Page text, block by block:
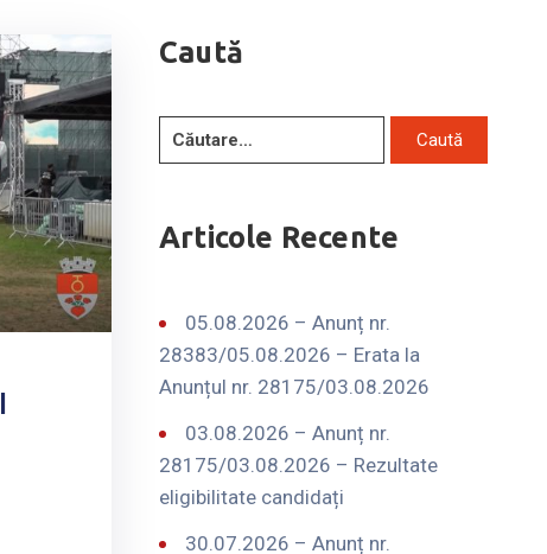
Caută
Articole Recente
05.08.2026 – Anunț nr.
28383/05.08.2026 – Erata la
Anunțul nr. 28175/03.08.2026
03.08.2026 – Anunț nr.
28175/03.08.2026 – Rezultate
eligibilitate candidați
30.07.2026 – Anunț nr.